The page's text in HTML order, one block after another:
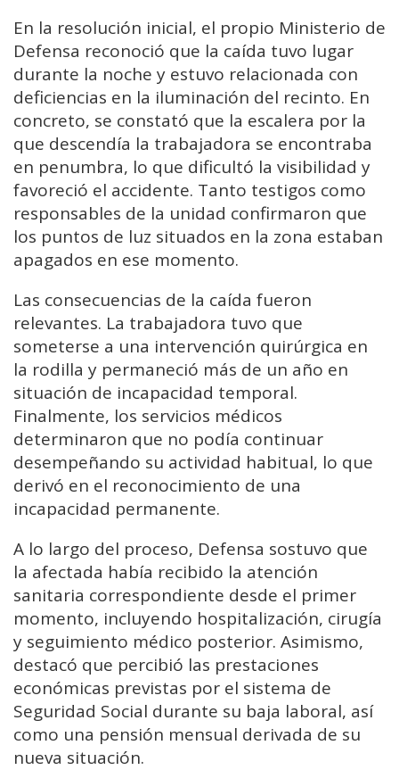
En la resolución inicial, el propio Ministerio de
Defensa reconoció que la caída tuvo lugar
durante la noche y estuvo relacionada con
deficiencias en la iluminación del recinto. En
concreto, se constató que la escalera por la
que descendía la trabajadora se encontraba
en penumbra, lo que dificultó la visibilidad y
favoreció el accidente. Tanto testigos como
responsables de la unidad confirmaron que
los puntos de luz situados en la zona estaban
apagados en ese momento.
Las consecuencias de la caída fueron
relevantes. La trabajadora tuvo que
someterse a una intervención quirúrgica en
la rodilla y permaneció más de un año en
situación de incapacidad temporal.
Finalmente, los servicios médicos
determinaron que no podía continuar
desempeñando su actividad habitual, lo que
derivó en el reconocimiento de una
incapacidad permanente.
A lo largo del proceso, Defensa sostuvo que
la afectada había recibido la atención
sanitaria correspondiente desde el primer
momento, incluyendo hospitalización, cirugía
y seguimiento médico posterior. Asimismo,
destacó que percibió las prestaciones
económicas previstas por el sistema de
Seguridad Social durante su baja laboral, así
como una pensión mensual derivada de su
nueva situación.